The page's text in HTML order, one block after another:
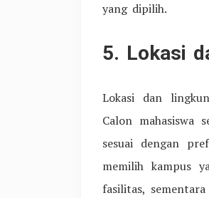
yang dipilih.
5. Lokasi
Lokasi dan
Calon mahasiswa
sesuai dengan
memilih kampus
fasilitas,